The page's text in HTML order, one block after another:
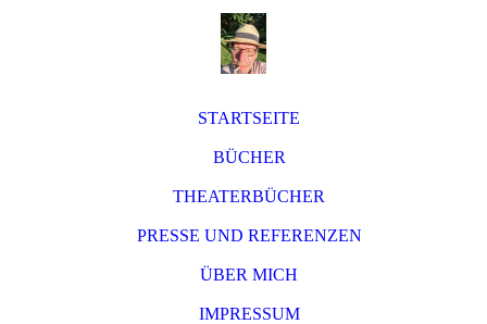
STARTSEITE
BÜCHER
THEATERBÜCHER
PRESSE UND REFERENZEN
ÜBER MICH
IMPRESSUM